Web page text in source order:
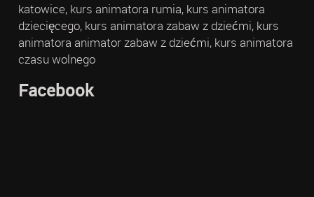
katowice, kurs animatora rumia, kurs animatora
dziecięcego, kurs animatora zabaw z dziećmi, kurs
animatora animator zabaw z dziećmi, kurs animatora
czasu wolnego
Facebook